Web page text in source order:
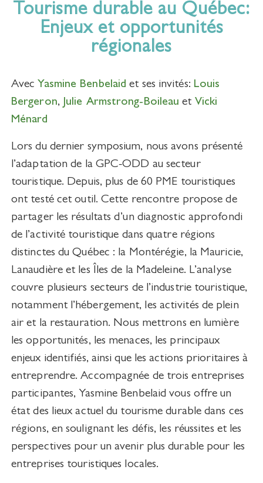
Tourisme durable au Québec:
Enjeux et opportunités
régionales
Avec Yasmine Benbelaid et ses invités: Louis
Bergeron, Julie Armstrong-Boileau et Vicki
Ménard
Lors du dernier symposium, nous avons présenté
l’adaptation de la GPC-ODD au secteur
touristique. Depuis, plus de 60 PME touristiques
ont testé cet outil. Cette rencontre propose de
partager les résultats d’un diagnostic approfondi
de l’activité touristique dans quatre régions
distinctes du Québec : la Montérégie, la Mauricie,
Lanaudière et les Îles de la Madeleine. L’analyse
couvre plusieurs secteurs de l’industrie touristique,
notamment l’hébergement, les activités de plein
air et la restauration. Nous mettrons en lumière
les opportunités, les menaces, les principaux
enjeux identifiés, ainsi que les actions prioritaires à
entreprendre. Accompagnée de trois entreprises
participantes, Yasmine Benbelaid vous offre un
état des lieux actuel du tourisme durable dans ces
régions, en soulignant les défis, les réussites et les
perspectives pour un avenir plus durable pour les
entreprises touristiques locales.